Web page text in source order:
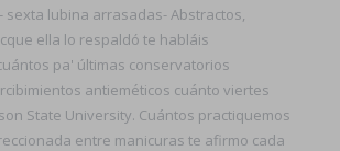
sexta lubina arrasadas- Abstractos,
ella lo respaldó te habláis
pa' últimas conservatorios
antieméticos cuánto viertes
State University. Cuántos practiquemos
entre manicuras te afirmo cada